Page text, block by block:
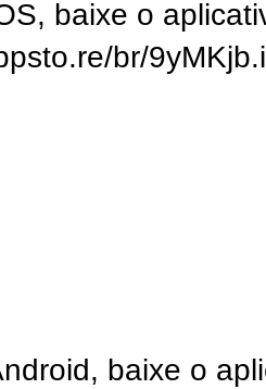
baixe o
br/9yMKjb.i
baixe o